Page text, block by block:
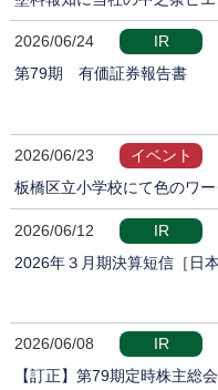
2026/06/24
IR
第79期 有価証券報告書
2026/06/23
イベント
板橋区立小学校にて色のワ
2026/06/12
IR
2026年３月期決算短信［日
2026/06/08
IR
【訂正】第79期定時株主総